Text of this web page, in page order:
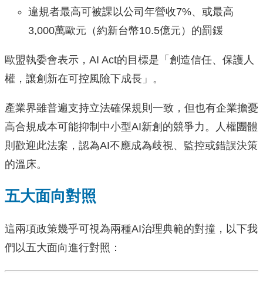
違規者最高可被課以公司年營收7%、或最高
3,000萬歐元（約新台幣10.5億元）的罰鍰
歐盟執委會表示，AI Act的目標是「創造信任、保護人
權，讓創新在可控風險下成長」。
產業界雖普遍支持立法確保規則一致，但也有企業擔憂
高合規成本可能抑制中小型AI新創的競爭力。人權團體
則歡迎此法案，認為AI不應成為歧視、監控或錯誤決策
的溫床。
五大面向對照
這兩項政策幾乎可視為兩種AI治理典範的對撞，以下我
們以五大面向進行對照：